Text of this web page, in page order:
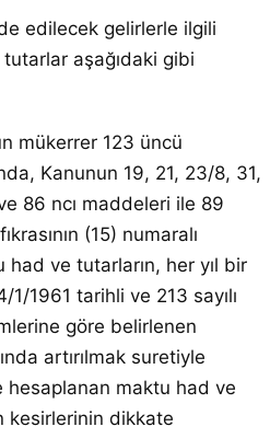
edilecek gelirlerle ilgili
aşağıdaki gibi
mükerrer 123 üncü
Kanunun 19, 21, 23/8, 31,
86 ncı maddeleri ile 89
(15) numaralı
ve tutarların, her yıl bir
1961 tarihli ve 213 sayılı
göre belirlenen
artırılmak suretiyle
hesaplanan maktu had ve
kesirlerinin dikkate